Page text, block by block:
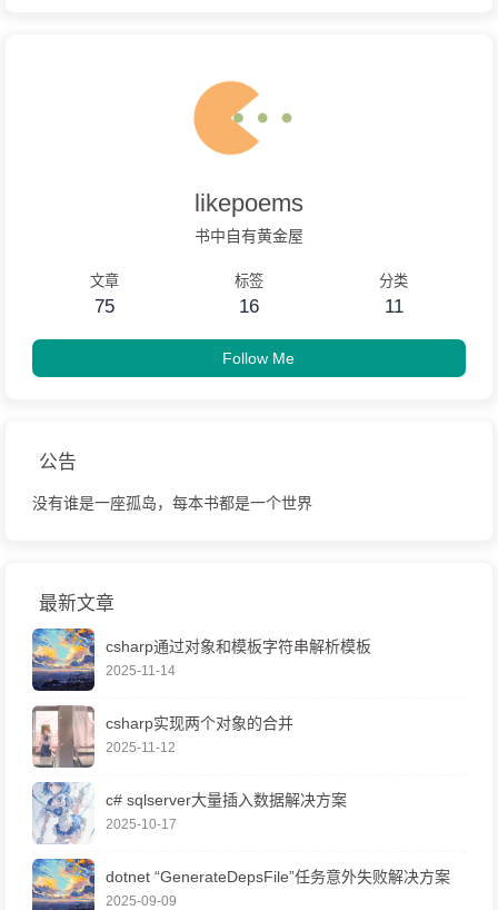
likepoems
书中自有黄金屋
文章
75
标签
16
分类
11
Follow Me
公告
没有谁是一座孤岛，每本书都是一个世界
最新文章
csharp通过对象和模板字符串解析模板
2025-11-14
csharp实现两个对象的合并
2025-11-12
c# sqlserver大量插入数据解决方案
2025-10-17
dotnet “GenerateDepsFile”任务意外失败解决方案
2025-09-09